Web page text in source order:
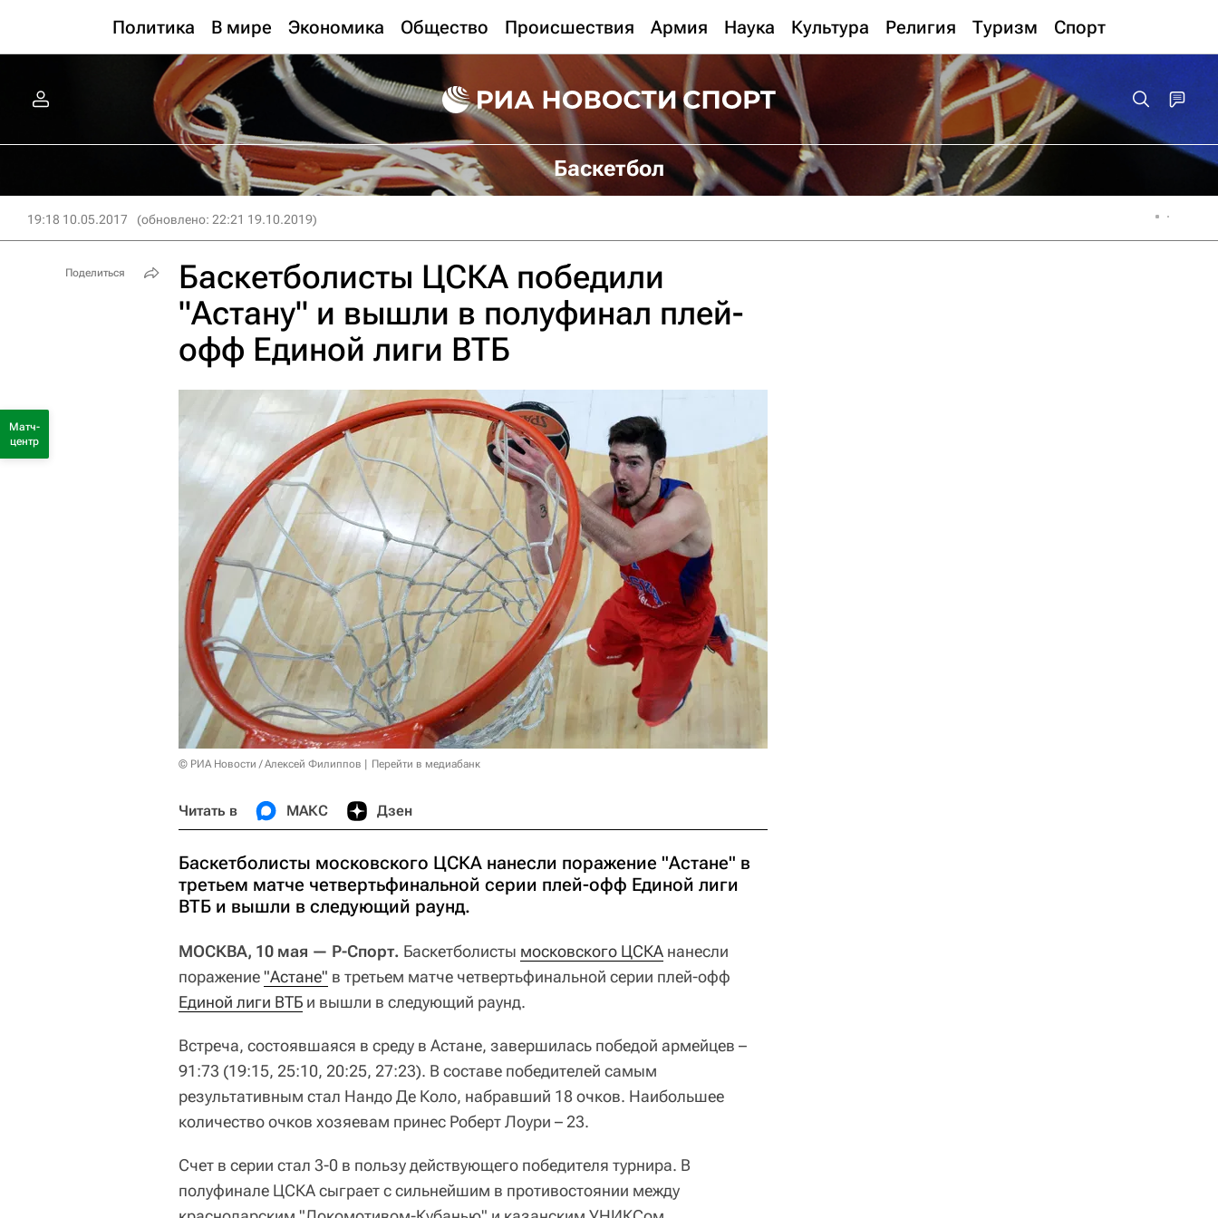
Политика В мире Экономика Общество Происшествия Армия Наука Культура Религия Туризм Спорт
Баскетбол
19:18 10.05.2017 (обновлено: 22:21 19.10.2019)
Баскетболисты ЦСКА победили
"Астану" и вышли в полуфинал плей-
офф Единой лиги ВТБ
© РИА Новости / Алексей Филиппов Перейти в медиабанк
Читать в МАКС Дзен
Баскетболисты московского ЦСКА нанесли поражение "Астане" в
третьем матче четвертьфинальной серии плей-офф Единой лиги
ВТБ и вышли в следующий раунд.
МОСКВА, 10 мая — Р-Спорт. Баскетболисты московского ЦСКА нанесли
поражение"Астане" в третьем матче четвертьфинальной серии плей-офф
Единой лиги ВТБ и вышли в следующий раунд.
Встреча, состоявшаяся в среду в Астане, завершилась победой армейцев –
91:73 (19:15, 25:10, 20:25, 27:23). В составе победителей самым
результативным стал Нандо Де Коло, набравший 18 очков. Наибольшее
количество очков хозяевам принес Роберт Лоури – 23.
Счет в серии стал 3-0 в пользу действующего победителя турнира. В
полуфинале ЦСКА сыграет с сильнейшим в противостоянии между
Поделиться
Матч-
центр